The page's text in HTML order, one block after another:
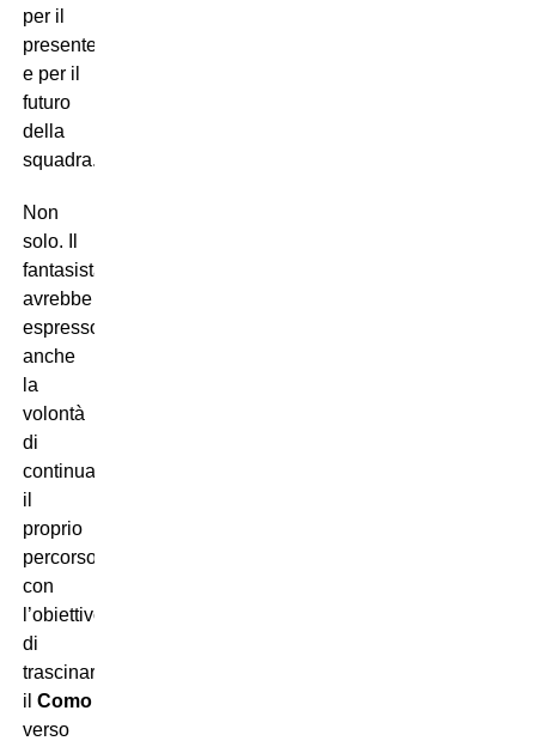
per il
presente
e per il
futuro
della
squadra.
Non
solo. Il
fantasista
avrebbe
espresso
anche
la
volontà
di
continuare
il
proprio
percorso
con
l’obiettivo
di
trascinare
il Como
verso